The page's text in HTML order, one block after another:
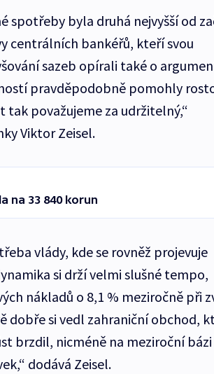
spotřeby byla druhá nejvyšší od
centrálních bankéřů, kteří svou
sazeb opírali také o
pravděpodobně pomohly
tak považujeme za udržitelný,“
Viktor Zeisel.
na 33 840 korun
vlády, kde se rovněž projevuje
si drží velmi slušné tempo,
nákladů o 8,1 % meziročně při
dobře si vedl zahraniční obchod,
brzdil, nicméně na meziroční bázi
dodává Zeisel.